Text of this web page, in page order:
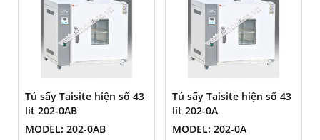
Tủ sấy Taisite hiện số 43
lít 202-0AB
MODEL: 202-0AB
Tủ sấy Taisite hiện số 43
lít 202-0A
MODEL: 202-0A